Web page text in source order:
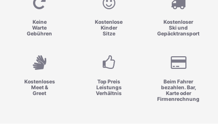
Keine
Warte
Gebühren
Kostenlose
Kinder
Sitze
Kostenloser
Ski und
Gepäcktransport
Kostenloses
Meet &
Greet
Top Preis
Leistungs
Verhältnis
Beim Fahrer
bezahlen. Bar,
Karte oder
Firmenrechnung